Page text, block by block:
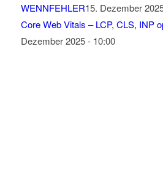
WENNFEHLER15. Dezember
Core Web Vitals – LCP, CLS, INP
Dezember 2025 - 10:00